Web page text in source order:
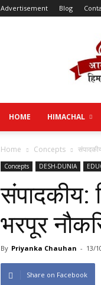
Advertisement Blog
HOME HIMACHAL
Home Concepts
Concepts DESH-DUNIA
संपादकीय:
भरपूर
By Priyanka Chauhan - 13/
Share on Facebook